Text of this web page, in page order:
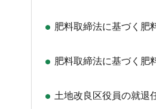
肥料取締法に基づく肥
肥料取締法に基づく肥
土地改良区役員の就退